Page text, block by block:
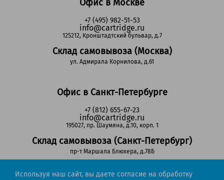
Офис в Москве
+7 (495) 982-51-53
info@cartridge.ru
125212, Кронштадтский бульвар, д.7
Склад самовывоза (Москва)
ул. Адмирала Корнилова, д.61
Офис в Санкт-Петербурге
+7 (812) 655-67-23
info@cartridge.ru
195027, пр. Шаумяна, д.10, корп. 1
Склад самовывоза (Санкт-Петербург)
пр-т Маршала Блюхера, д.78Б
Используя наш сайт, вы даете согласие на обработку